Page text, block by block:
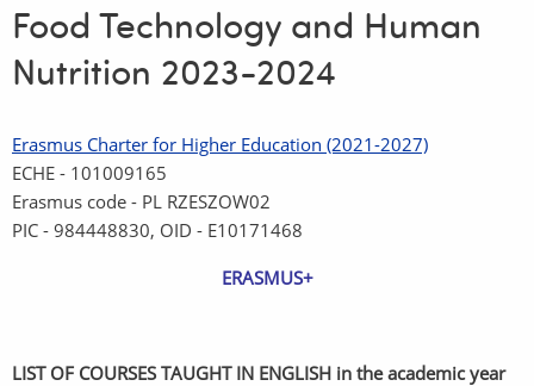
Food Technology and Human
Nutrition 2023-2024
Erasmus Charter for Higher Education (2021-2027)
ECHE - 101009165
Erasmus code - PL RZESZOW02
PIC - 984448830, OID - E10171468
ERASMUS+
LIST OF COURSES TAUGHT IN ENGLISH in the academic year